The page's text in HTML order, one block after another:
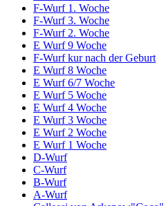
F-Wurf 1. Woche
F-Wurf 3. Woche
F-Wurf 2. Woche
E Wurf 9 Woche
F-Wurf kur nach der Geburt
E Wurf 8 Woche
E Wurf 6/7 Woche
E Wurf 5 Woche
E Wurf 4 Woche
E Wurf 3 Woche
E Wurf 2 Woche
E Wurf 1 Woche
D-Wurf
C-Wurf
B-Wurf
A-Wurf